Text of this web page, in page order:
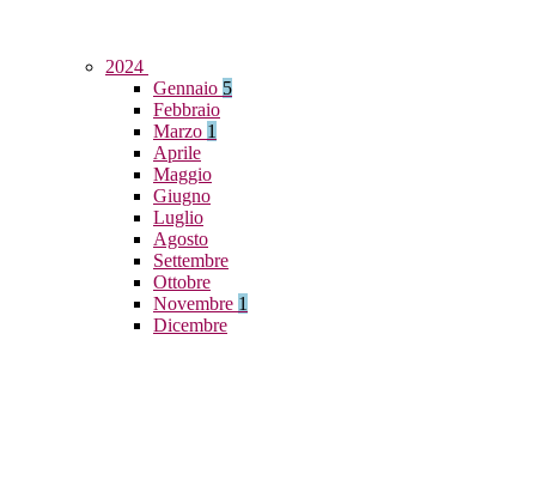
2024
Gennaio 5
Febbraio
Marzo 1
Aprile
Maggio
Giugno
Luglio
Agosto
Settembre
Ottobre
Novembre 1
Dicembre